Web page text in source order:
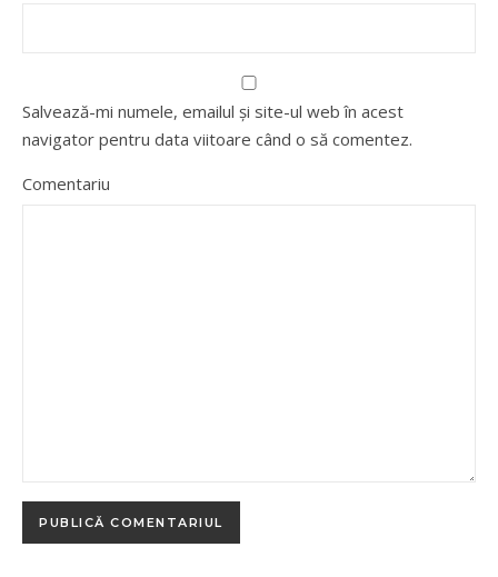
Salvează-mi numele, emailul și site-ul web în acest
navigator pentru data viitoare când o să comentez.
Comentariu